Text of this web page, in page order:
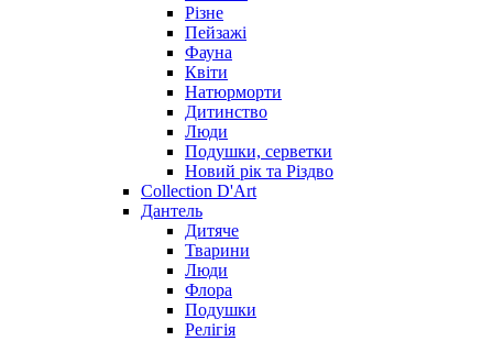
Різне
Пейзажі
Фауна
Квіти
Натюрморти
Дитинство
Люди
Подушки, серветки
Новий рік та Різдво
Collection D'Art
Дантель
Дитяче
Тварини
Люди
Флора
Подушки
Релігія